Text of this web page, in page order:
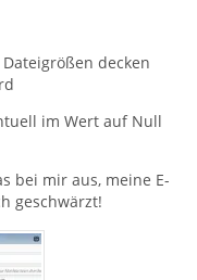
Ich habe
im Papierkorb
angelegt
auch gelöscht.
decken
im Wert auf Null
bei mir aus, meine E-
geschwärzt!